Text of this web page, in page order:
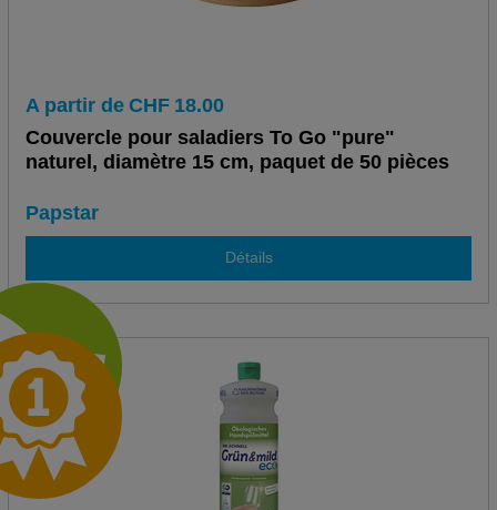
A partir de CHF 18.00
Couvercle pour saladiers To Go "pure"
naturel, diamètre 15 cm, paquet de 50 pièces
Papstar
Détails